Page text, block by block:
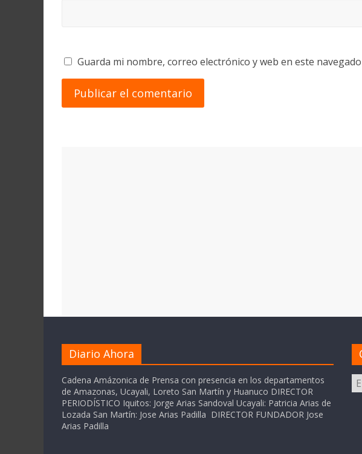
Guarda mi nombre, correo electrónico y web en este
Diario Ahora
Cadena Amázonica de Prensa con presencia en los departamentos
de Amazonas, Ucayali, Loreto San Martín y Huanuco DIRECTOR
PERIODÍSTICO Iquitos: Jorge Arias Sandoval Ucayali: Patricia Arias de
Lozada San Martín: Jose Arias Padilla DIRECTOR FUNDADOR Jose
Arias Padilla